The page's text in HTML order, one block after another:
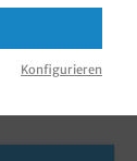
Konfigurieren